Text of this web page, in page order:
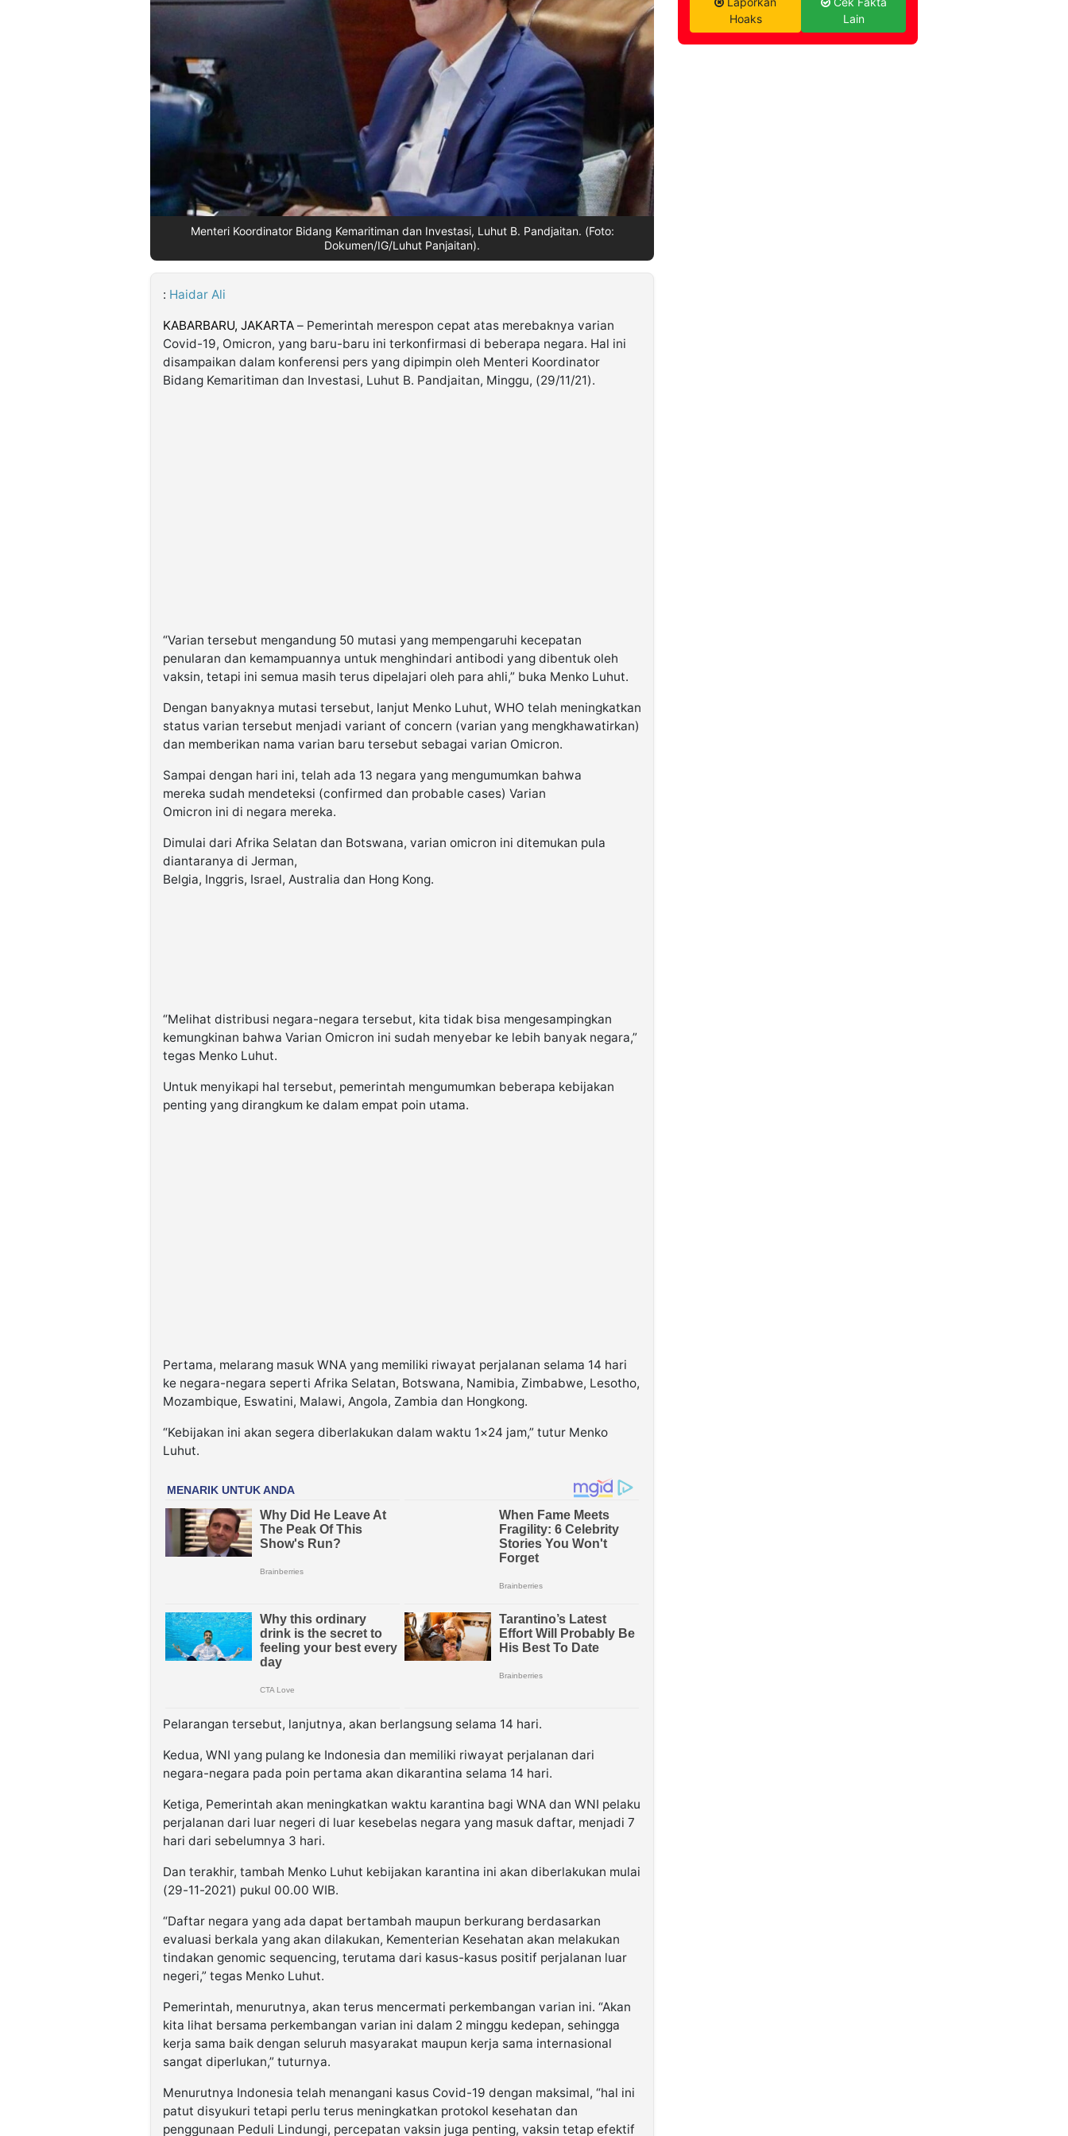
Menteri Koordinator Bidang Kemaritiman dan Investasi, Luhut B. Pandjaitan. (Foto:
Dokumen/IG/Luhut Panjaitan).
: Haidar Ali
KABARBARU, JAKARTA – Pemerintah merespon cepat atas merebaknya varian
Covid-19, Omicron, yang baru-baru ini terkonfirmasi di beberapa negara. Hal ini
disampaikan dalam konferensi pers yang dipimpin oleh Menteri Koordinator
Bidang Kemaritiman dan Investasi, Luhut B. Pandjaitan, Minggu, (29/11/21).
“Varian tersebut mengandung 50 mutasi yang mempengaruhi kecepatan
penularan dan kemampuannya untuk menghindari antibodi yang dibentuk oleh
vaksin, tetapi ini semua masih terus dipelajari oleh para ahli,” buka Menko Luhut.
Dengan banyaknya mutasi tersebut, lanjut Menko Luhut, WHO telah meningkatkan
status varian tersebut menjadi variant of concern (varian yang mengkhawatirkan)
dan memberikan nama varian baru tersebut sebagai varian Omicron.
Sampai dengan hari ini, telah ada 13 negara yang mengumumkan bahwa
mereka sudah mendeteksi (confirmed dan probable cases) Varian
Omicron ini di negara mereka.
Dimulai dari Afrika Selatan dan Botswana, varian omicron ini ditemukan pula
diantaranya di Jerman,
Belgia, Inggris, Israel, Australia dan Hong Kong.
“Melihat distribusi negara-negara tersebut, kita tidak bisa mengesampingkan
kemungkinan bahwa Varian Omicron ini sudah menyebar ke lebih banyak negara,”
tegas Menko Luhut.
Untuk menyikapi hal tersebut, pemerintah mengumumkan beberapa kebijakan
penting yang dirangkum ke dalam empat poin utama.
Pertama, melarang masuk WNA yang memiliki riwayat perjalanan selama 14 hari
ke negara-negara seperti Afrika Selatan, Botswana, Namibia, Zimbabwe, Lesotho,
Mozambique, Eswatini, Malawi, Angola, Zambia dan Hongkong.
“Kebijakan ini akan segera diberlakukan dalam waktu 1×24 jam,” tutur Menko
Luhut.
Pelarangan tersebut, lanjutnya, akan berlangsung selama 14 hari.
Kedua, WNI yang pulang ke Indonesia dan memiliki riwayat perjalanan dari
negara-negara pada poin pertama akan dikarantina selama 14 hari.
Ketiga, Pemerintah akan meningkatkan waktu karantina bagi WNA dan WNI pelaku
perjalanan dari luar negeri di luar kesebelas negara yang masuk daftar, menjadi 7
hari dari sebelumnya 3 hari.
Dan terakhir, tambah Menko Luhut kebijakan karantina ini akan diberlakukan mulai
(29-11-2021) pukul 00.00 WIB.
“Daftar negara yang ada dapat bertambah maupun berkurang berdasarkan
evaluasi berkala yang akan dilakukan, Kementerian Kesehatan akan melakukan
tindakan genomic sequencing, terutama dari kasus-kasus positif perjalanan luar
negeri,” tegas Menko Luhut.
Pemerintah, menurutnya, akan terus mencermati perkembangan varian ini. “Akan
kita lihat bersama perkembangan varian ini dalam 2 minggu kedepan, sehingga
kerja sama baik dengan seluruh masyarakat maupun kerja sama internasional
sangat diperlukan,” tuturnya.
Menurutnya Indonesia telah menangani kasus Covid-19 dengan maksimal, “hal ini
patut disyukuri tetapi perlu terus meningkatkan protokol kesehatan dan
penggunaan Peduli Lindungi, percepatan vaksin juga penting, vaksin tetap efektif
Hoaks
Lain